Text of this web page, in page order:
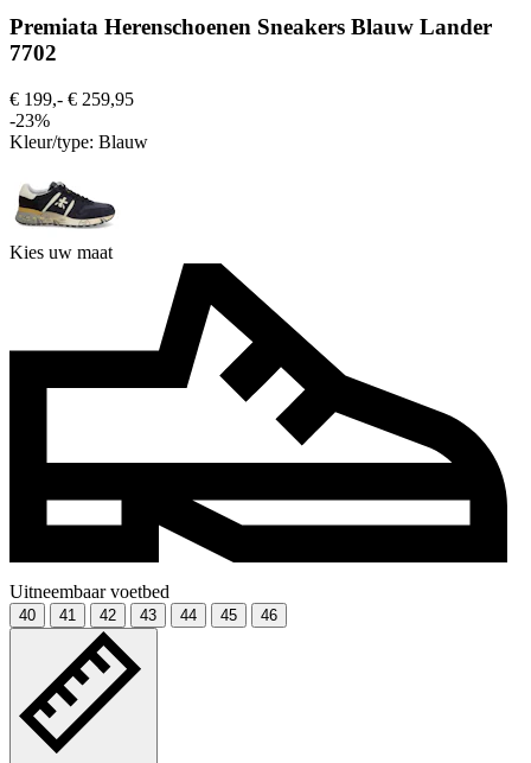
Premiata Herenschoenen Sneakers Blauw Lander
7702
€ 199,- € 259,95
-23%
Kleur/type: Blauw
Kies uw maat
Uitneembaar voetbed
40 41 42 43 44 45 46